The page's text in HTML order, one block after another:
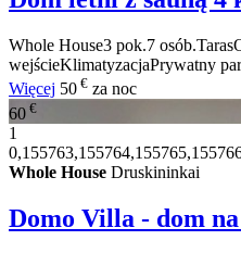
Whole House3 pok.7 osób.Taras
wejścieKlimatyzacjaPrywatny
Więcej 50 € za noc
60 €
1
Whole House Druskininkai
Domo Villa - dom